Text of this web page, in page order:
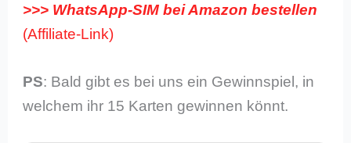
>>> WhatsApp-SIM bei Amazon bestellen
PS: Bald gibt es bei uns ein Gewinnspiel, in
welchem ihr 15 Karten gewinnen könnt.